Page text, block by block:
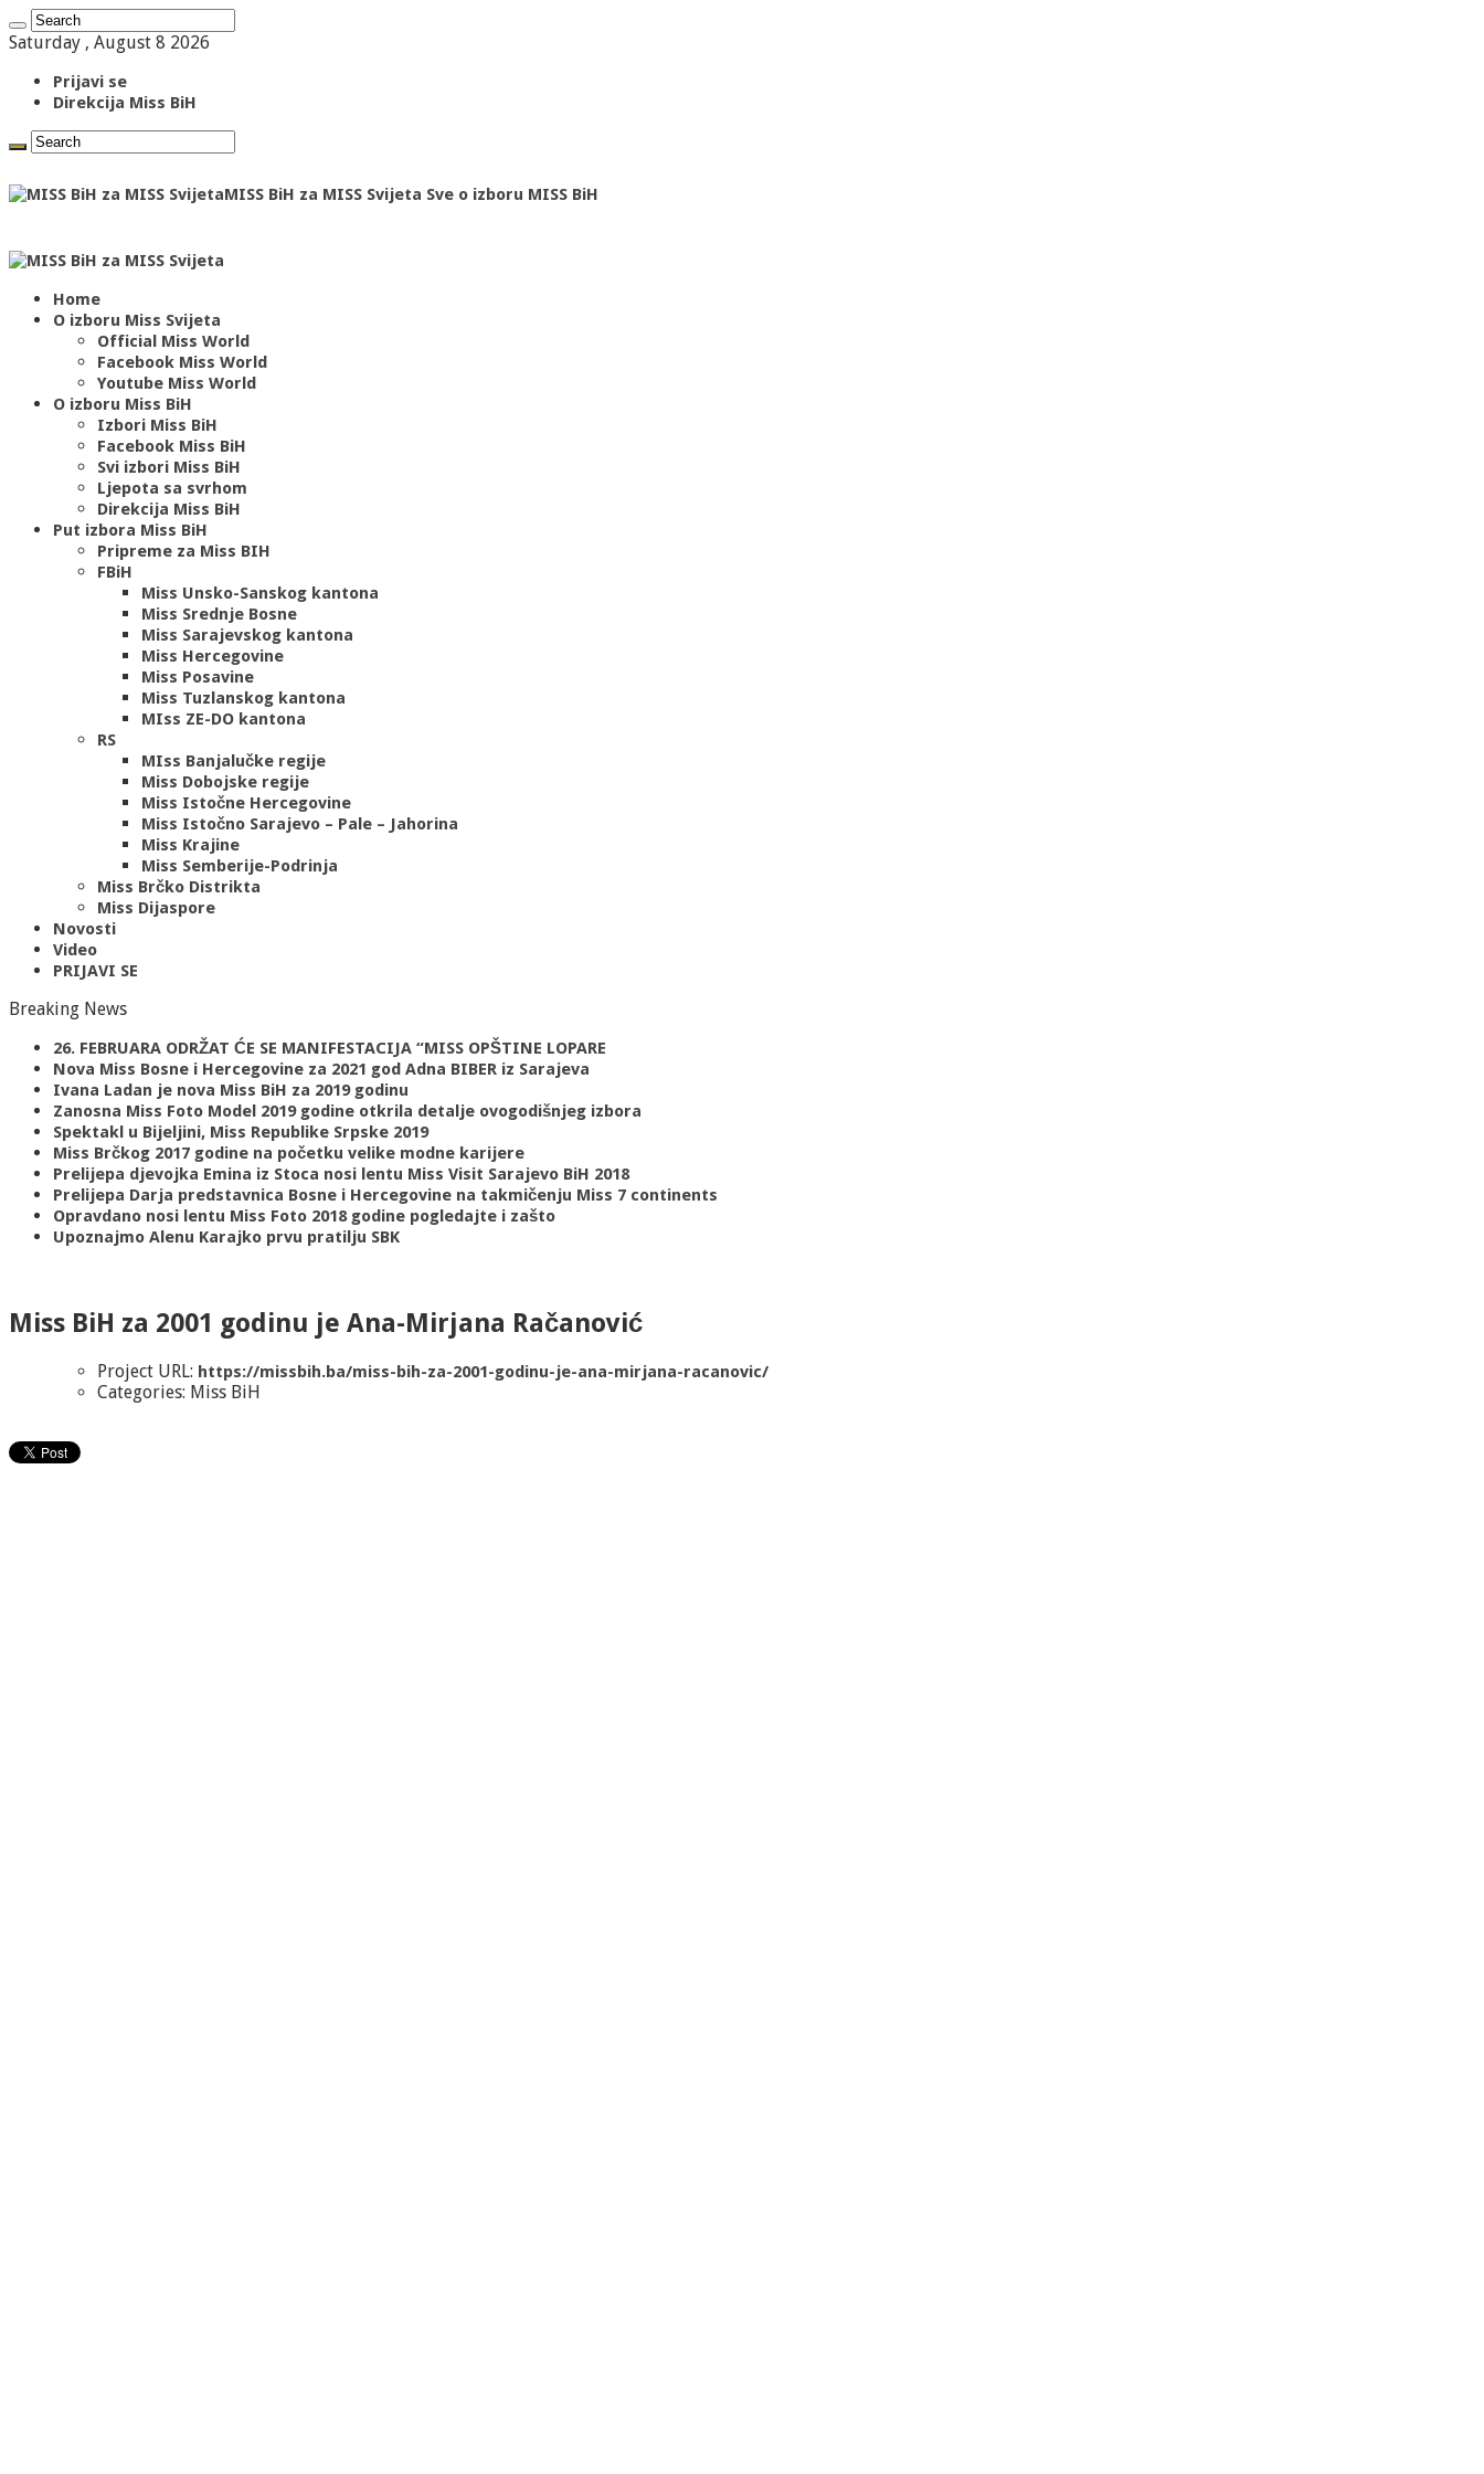
Saturday , August 8 2026
Prijavi se
Direkcija Miss BiH
MISS BiH za MISS Svijeta Sve o izboru MISS BiH
Home
O izboru Miss Svijeta
Official Miss World
Facebook Miss World
Youtube Miss World
O izboru Miss BiH
Izbori Miss BiH
Facebook Miss BiH
Svi izbori Miss BiH
Ljepota sa svrhom
Direkcija Miss BiH
Put izbora Miss BiH
Pripreme za Miss BIH
FBiH
Miss Unsko-Sanskog kantona
Miss Srednje Bosne
Miss Sarajevskog kantona
Miss Hercegovine
Miss Posavine
Miss Tuzlanskog kantona
MIss ZE-DO kantona
RS
MIss Banjalučke regije
Miss Dobojske regije
Miss Istočne Hercegovine
Miss Istočno Sarajevo – Pale – Jahorina
Miss Krajine
Miss Semberije-Podrinja
Miss Brčko Distrikta
Miss Dijaspore
Novosti
Video
PRIJAVI SE
Breaking News
26. FEBRUARA ODRŽAT ĆE SE MANIFESTACIJA “MISS OPŠTINE LOPARE
Nova Miss Bosne i Hercegovine za 2021 god Adna BIBER iz Sarajeva
Ivana Ladan je nova Miss BiH za 2019 godinu
Zanosna Miss Foto Model 2019 godine otkrila detalje ovogodišnjeg izbora
Spektakl u Bijeljini, Miss Republike Srpske 2019
Miss Brčkog 2017 godine na početku velike modne karijere
Prelijepa djevojka Emina iz Stoca nosi lentu Miss Visit Sarajevo BiH 2018
Prelijepa Darja predstavnica Bosne i Hercegovine na takmičenju Miss 7 continents
Opravdano nosi lentu Miss Foto 2018 godine pogledajte i zašto
Upoznajmo Alenu Karajko prvu pratilju SBK
Miss BiH za 2001 godinu je Ana-Mirjana Račanović
Project URL: https://missbih.ba/miss-bih-za-2001-godinu-je-ana-mirjana-racanovic/
Categories: Miss BiH